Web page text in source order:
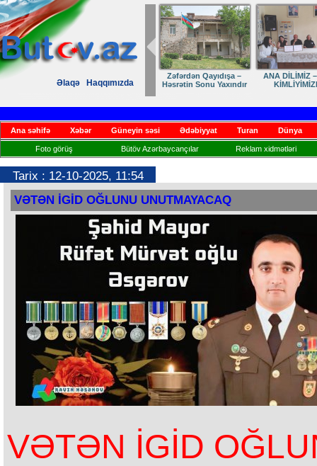
Əlaqə Haqqımızda
Dostumuza sürpriz
yubiley təbriki
Elmanın öz
Ana səhifə Xəbər Güneyin səsi Ədəbiyyat Turan Dünya
Foto görüş Bütöv Azərbaycançılar Reklam xidmətləri
Tarix : 12-10-2025, 11:54
VƏTƏN İGİD OĞLUNU UNUTMAYACAQ
VƏTƏN İGİD